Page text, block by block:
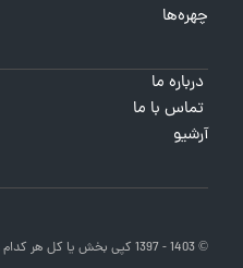
چهره‌ها
درباره ما
تماس با ما
آرشیو
© 1403 - 1397 کپی بخش یا کل هر کدام از مطالب